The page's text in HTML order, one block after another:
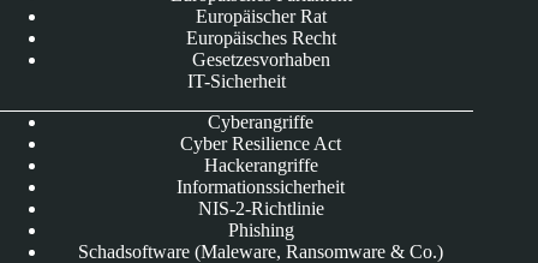
Europäischer Rat
Europäisches Recht
Gesetzesvorhaben
IT-Sicherheit
Cyberangriffe
Cyber Resilience Act
Hackerangriffe
Informationssicherheit
NIS-2-Richtlinie
Phishing
Schadsoftware (Maleware, Ransomware & Co.)